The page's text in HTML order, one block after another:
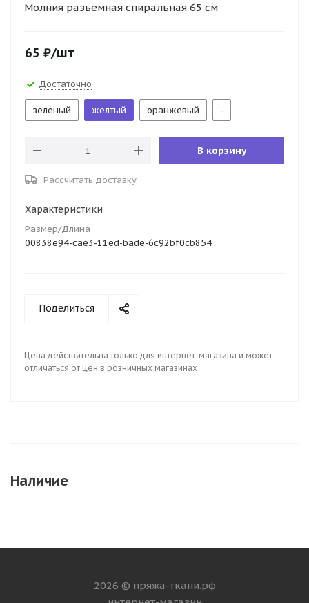
Молния разъемная спиральная 65 см
65 ₽/шт
Достаточно
зеленый желтый оранжевый -
В корзину
Рассчитать доставку
Характеристики
Размер/Длина
00838e94-cae3-11ed-bade-6c92bf0cb854
Поделиться
Цена действительна только для интернет-магазина и может
отличаться от цен в розничных магазинах
Наличие
2026 © пряжа-ткани.рф